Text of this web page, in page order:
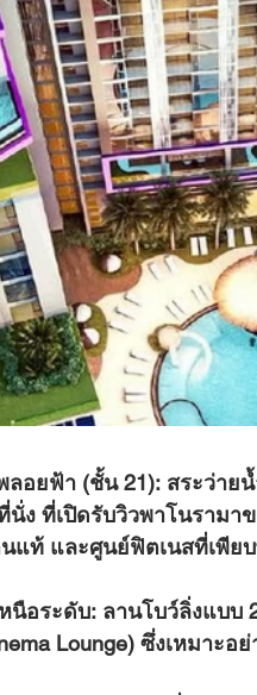
ลอยฟ้า (ชั้น 21): สระว่าย
ง ที่เปิดรับวิวพาโนรามา
แท้ และศูนย์ฟิตเนสที่เพี
นือระดับ: ลานโบว์ลิ่งแบบ
Lounge) ซึ่งเหมาะ